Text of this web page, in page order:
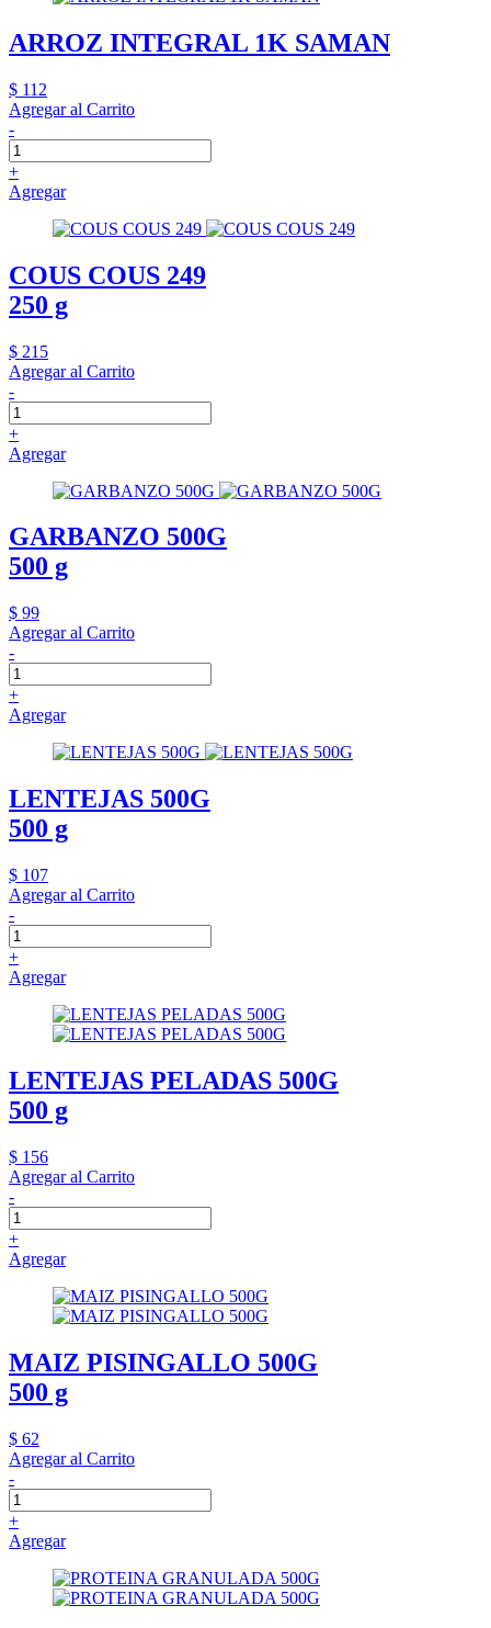
ARROZ INTEGRAL 1K SAMAN
$ 112
Agregar al Carrito
-
+
Agregar
COUS COUS 249
250 g
$ 215
Agregar al Carrito
-
+
Agregar
GARBANZO 500G
500 g
$ 99
Agregar al Carrito
-
+
Agregar
LENTEJAS 500G
500 g
$ 107
Agregar al Carrito
-
+
Agregar
LENTEJAS PELADAS 500G
500 g
$ 156
Agregar al Carrito
-
+
Agregar
MAIZ PISINGALLO 500G
500 g
$ 62
Agregar al Carrito
-
+
Agregar